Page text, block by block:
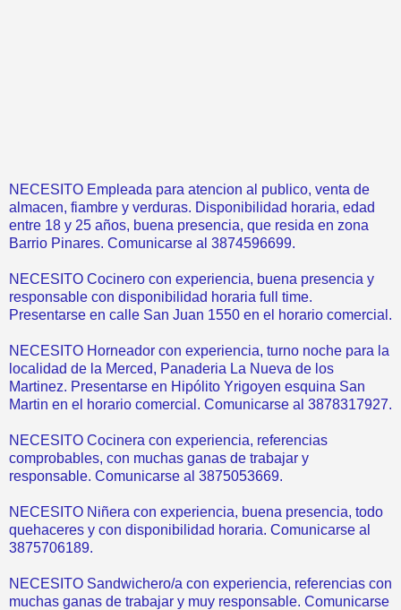
NECESITO Empleada para atencion al publico, venta de
almacen, fiambre y verduras. Disponibilidad horaria, edad
entre 18 y 25 años, buena presencia, que resida en zona
Barrio Pinares. Comunicarse al 3874596699.
NECESITO Cocinero con experiencia, buena presencia y
responsable con disponibilidad horaria full time.
Presentarse en calle San Juan 1550 en el horario comercial.
NECESITO Horneador con experiencia, turno noche para la
localidad de la Merced, Panaderia La Nueva de los
Martinez. Presentarse en Hipólito Yrigoyen esquina San
Martin en el horario comercial. Comunicarse al 3878317927.
NECESITO Cocinera con experiencia, referencias
comprobables, con muchas ganas de trabajar y
responsable. Comunicarse al 3875053669.
NECESITO Niñera con experiencia, buena presencia, todo
quehaceres y con disponibilidad horaria. Comunicarse al
3875706189.
NECESITO Sandwichero/a con experiencia, referencias con
muchas ganas de trabajar y muy responsable. Comunicarse